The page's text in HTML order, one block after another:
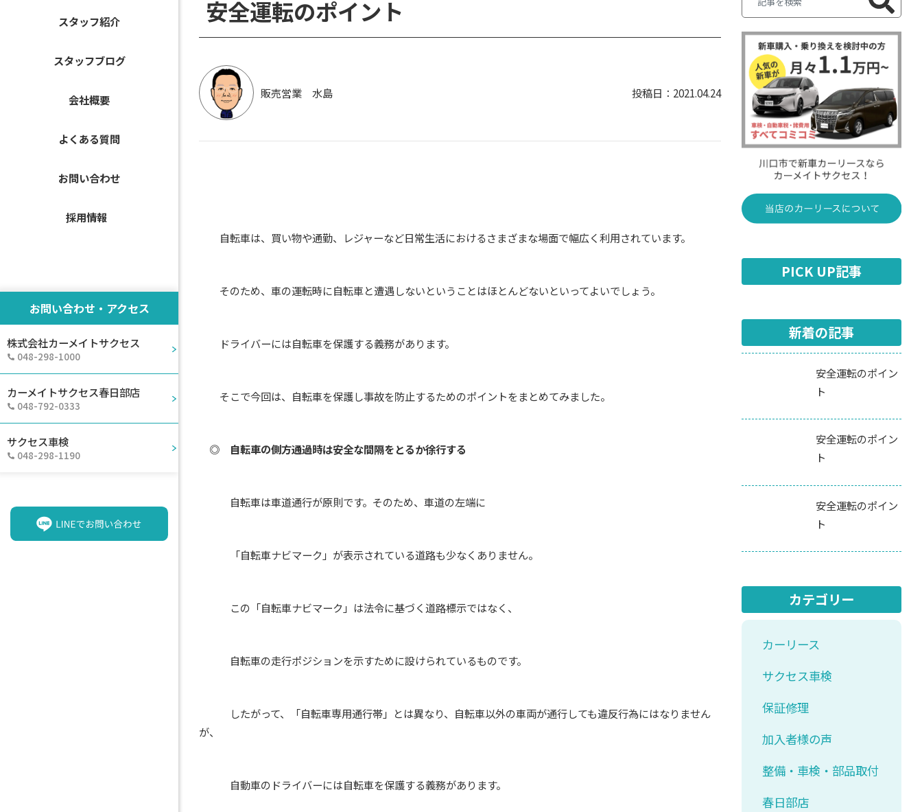
スタッフ紹介
スタッフブログ
会社概要
よくある質問
お問い合わせ
採用情報
お問い合わせ・アクセス
株式会社カーメイトサクセス
048-298-1000
カーメイトサクセス春日部店
048-792-0333
サクセス車検
048-298-1190
安全運転のポイント
販売営業 水島 2021.04.24
自転車は、買い物や通勤、レジャーなど日常生活におけるさまざまな場面で幅広く利用されています。
そのため、車の運転時に自転車と遭遇しないということはほとんどないといってよいでしょう。
ドライバーには自転車を保護する義務があります。
そこで今回は、自転車を保護し事故を防止するためのポイントをまとめてみました。
◎ 自転車の側方通過時は安全な間隔をとるか徐行する
自転車は車道通行が原則です。そのため、車道の左端に
「自転車ナビマーク」が表示されている道路も少なくありません。
この「自転車ナビマーク」は法令に基づく道路標示ではなく、
自転車の走行ポジションを示すために設けられているものです。
したがって、「自転車専用通行帯」とは異なり、自転車以外の車両が通行しても違反行為にはなりません
が、
自動車のドライバーには自転車を保護する義務があります。
PICK UP記事
新着の記事
安全運転のポイン
ト
安全運転のポイン
ト
安全運転のポイン
ト
カテゴリー
カーリース
サクセス車検
保証修理
加入者様の声
整備・車検・部品取付
春日部店